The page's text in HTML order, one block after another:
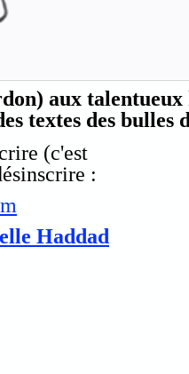
aux talentueux
textes des
(c'est
:
Haddad